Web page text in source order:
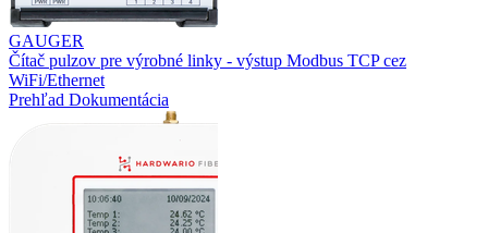
GAUGER
Čítač pulzov pre výrobné linky - výstup Modbus TCP cez
WiFi/Ethernet
Prehľad Dokumentácia